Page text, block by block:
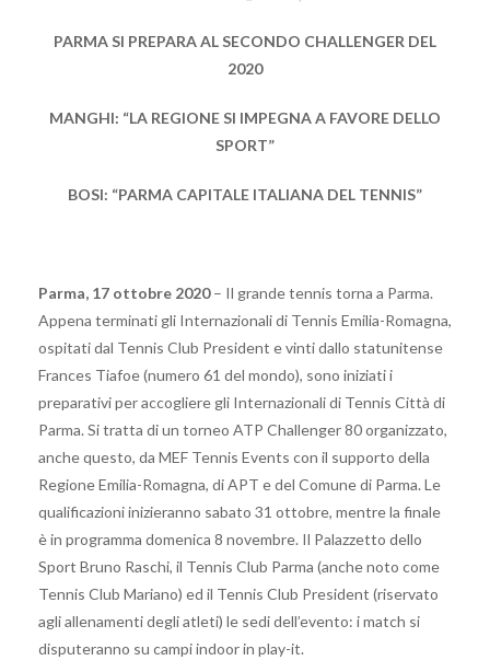
PARMA SI PREPARA AL SECONDO CHALLENGER DEL
2020
MANGHI: “LA REGIONE SI IMPEGNA A FAVORE DELLO
SPORT”
BOSI: “PARMA CAPITALE ITALIANA DEL TENNIS”
Parma, 17 ottobre 2020– Il grande tennis torna a Parma.
Appena terminati gli Internazionali di Tennis Emilia-Romagna,
ospitati dal Tennis Club President e vinti dallo statunitense
Frances Tiafoe (numero 61 del mondo), sono iniziati i
preparativi per accogliere gli Internazionali di Tennis Città di
Parma. Si tratta di un torneo ATP Challenger 80 organizzato,
anche questo, da MEF Tennis Events con il supporto della
Regione Emilia-Romagna, di APT e del Comune di Parma. Le
qualificazioni inizieranno sabato 31 ottobre, mentre la finale
è in programma domenica 8 novembre. Il Palazzetto dello
Sport Bruno Raschi, il Tennis Club Parma (anche noto come
Tennis Club Mariano) ed il Tennis Club President (riservato
agli allenamenti degli atleti) le sedi dell’evento: i match si
disputeranno su campi indoor in play-it.